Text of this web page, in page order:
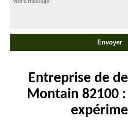
Entreprise de
Montain 82100 :